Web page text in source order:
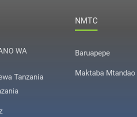
WA
Tanzania
NMTC
Baruapepe
Maktaba Mtandao